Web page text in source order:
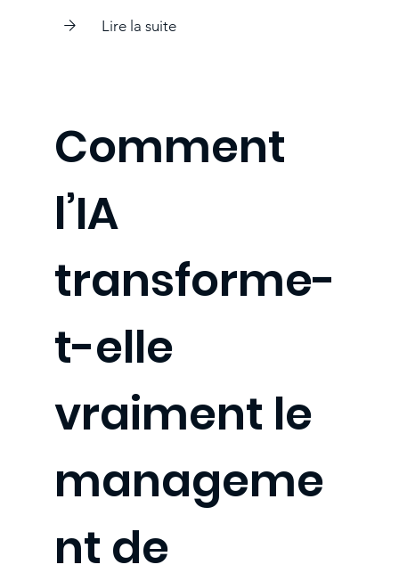
Lire la suite
Comment
l’IA
transforme-
t-elle
vraiment le
manageme
nt de